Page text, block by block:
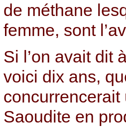
de méthane
femme, sont
Si l’on avait dit
voici dix ans,
concurrencerait
Saoudite en